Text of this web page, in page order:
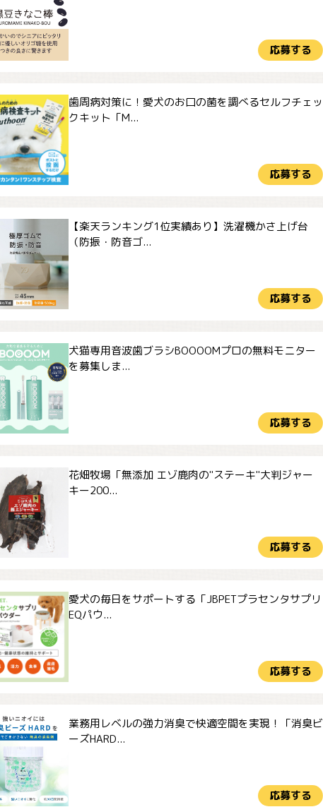
応募する
歯周病対策に！愛犬のお口の菌を調べるセルフチェッ
クキット「M...
応募する
【楽天ランキング1位実績あり】洗濯機かさ上げ台
（防振・防音ゴ...
応募する
犬猫専用音波歯ブラシBOOOOMプロの無料モニター
を募集しま...
応募する
花畑牧場「無添加 エゾ鹿肉の"ステーキ"大判ジャー
キー200...
応募する
愛犬の毎日をサポートする「JBPETプラセンタサプリ
EQパウ...
応募する
業務用レベルの強力消臭で快適空間を実現！「消臭ビ
ーズHARD...
応募する